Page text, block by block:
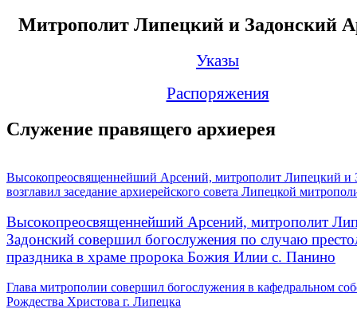
Митрополит Липецкий и Задонский
Указы
Распоряжения
Служение правящего архиерея
Высокопреосвященнейший Арсений, митрополит Липецкий и
возглавил заседание архиерейского совета Липецкой
Высокопреосвященнейший Арсений, митрополит
Задонский совершил богослужения по случаю
праздника в храме пророка Божия Илии с. Панино
Глава митрополии совершил богослужения в кафедральном
Рождества Христова г. Липецка